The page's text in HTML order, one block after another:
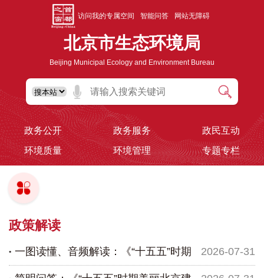
访问我的专属空间 智能问答 网站无障碍
北京市生态环境局
Beijing Municipal Ecology and Environment Bureau
政务公开 政务服务
政民互动
环境质量
环境管理 专题专栏
政策解读
2026-07-31
一图读懂、音频解读：《“十五五”时期